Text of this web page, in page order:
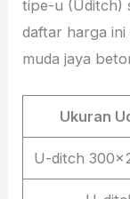
tipe-u (Uditch)
daftar harga ini
muda jaya
Ukuran
U-ditch